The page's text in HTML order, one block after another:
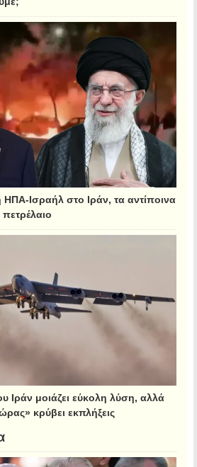
ΗΠΑ-Ισραήλ στο Ιράν, τα αντίποινα
Ιράν μοιάζει εύκολη λύση, αλλά
κρύβει εκπλήξεις